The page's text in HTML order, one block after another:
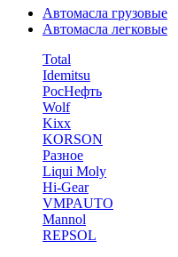
Автомасла грузовые
Автомасла легковые
Total
Idemitsu
РосНефть
Wolf
Kixx
KORSON
Разное
Liqui Moly
Hi-Gear
VMPAUTO
Mannol
REPSOL